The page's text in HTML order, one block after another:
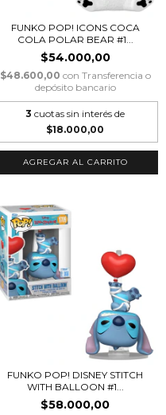
FUNKO POP! ICONS COCA
COLA POLAR BEAR #1...
$54.000,00
$48.600,00 con Transferencia o
depósito bancario
3 cuotas sin interés de
$18.000,00
FUNKO POP! DISNEY STITCH
WITH BALLOON #1...
$58.000,00